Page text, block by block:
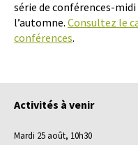
série de conférences-
l’automne. Consultez le
conférences.
Activités à venir
Mardi 25 août, 10h30